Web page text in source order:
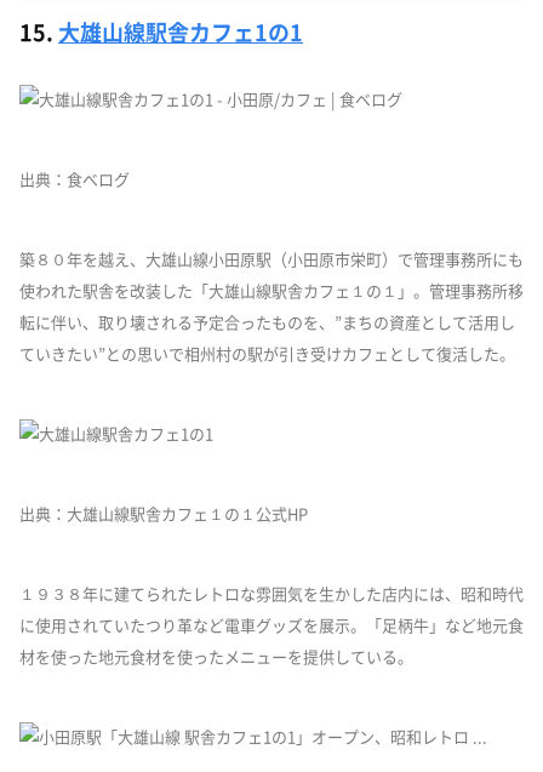
15. 大雄山線駅舎カフェ1の1
出典：食べログ
築８０年を越え、大雄山線小田原駅（小田原市栄町）で管理事務所にも
使われた駅舎を改装した「大雄山線駅舎カフェ１の１」。管理事務所移
転に伴い、取り壊される予定合ったものを、”まちの資産として活用し
ていきたい”との思いで相州村の駅が引き受けカフェとして復活した。
出典：大雄山線駅舎カフェ１の１公式HP
１９３８年に建てられたレトロな雰囲気を生かした店内には、昭和時代
に使用されていたつり革など電車グッズを展示。「足柄牛」など地元食
材を使った地元食材を使ったメニューを提供している。